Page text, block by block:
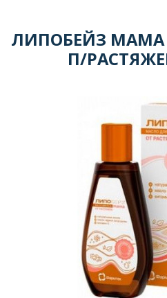
ЛИПОБЕЙЗ
П/